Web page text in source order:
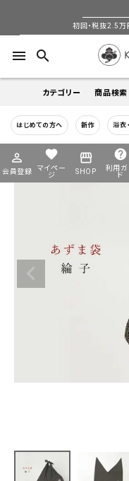
初回・税抜2.5
menu search
カテゴリー
着物
帯
襦袢
商品検索
キーワードから探す
5-9月
カテゴリーから探す
カジュアル ソシアル
在庫有 アーカイブ商
はじめての方へ 新作 浴衣
perm_identity
会員登録
favorite
マイペー
ジ
storefront
SHOP
help
利用ガ
ド
ようこそ ゲスト 様